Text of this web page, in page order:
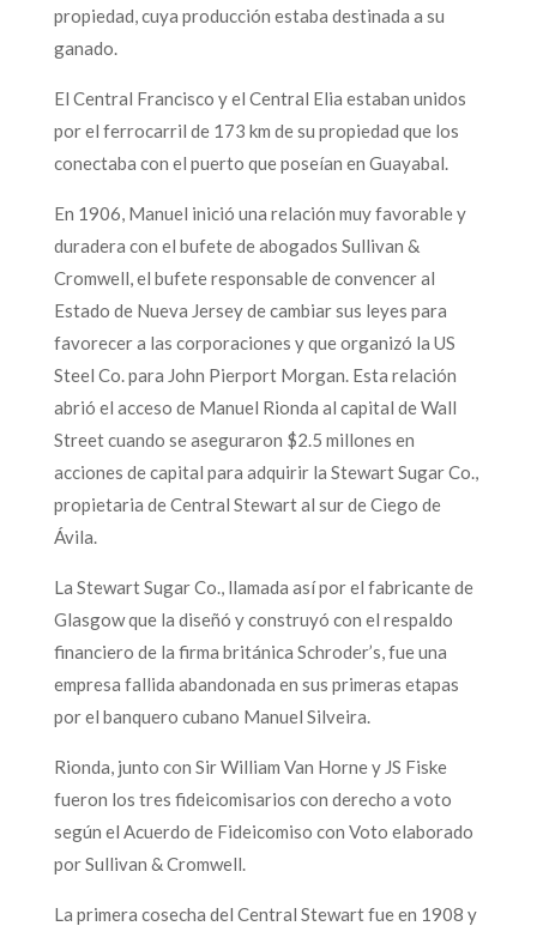
propiedad, cuya producción estaba destinada a su
ganado.
El Central Francisco y el Central Elia estaban unidos
por el ferrocarril de 173 km de su propiedad que los
conectaba con el puerto que poseían en Guayabal.
En 1906, Manuel inició una relación muy favorable y
duradera con el bufete de abogados Sullivan &
Cromwell, el bufete responsable de convencer al
Estado de Nueva Jersey de cambiar sus leyes para
favorecer a las corporaciones y que organizó la US
Steel Co. para John Pierport Morgan. Esta relación
abrió el acceso de Manuel Rionda al capital de Wall
Street cuando se aseguraron $2.5 millones en
acciones de capital para adquirir la Stewart Sugar Co.,
propietaria de Central Stewart al sur de Ciego de
Ávila.
La Stewart Sugar Co., llamada así por el fabricante de
Glasgow que la diseñó y construyó con el respaldo
financiero de la firma británica Schroder’s, fue una
empresa fallida abandonada en sus primeras etapas
por el banquero cubano Manuel Silveira.
Rionda, junto con Sir William Van Horne y JS Fiske
fueron los tres fideicomisarios con derecho a voto
según el Acuerdo de Fideicomiso con Voto elaborado
por Sullivan & Cromwell.
La primera cosecha del Central Stewart fue en 1908 y